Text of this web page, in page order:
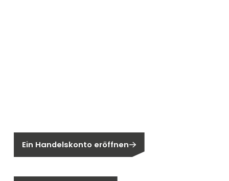
Ein Handelskonto eröffnen